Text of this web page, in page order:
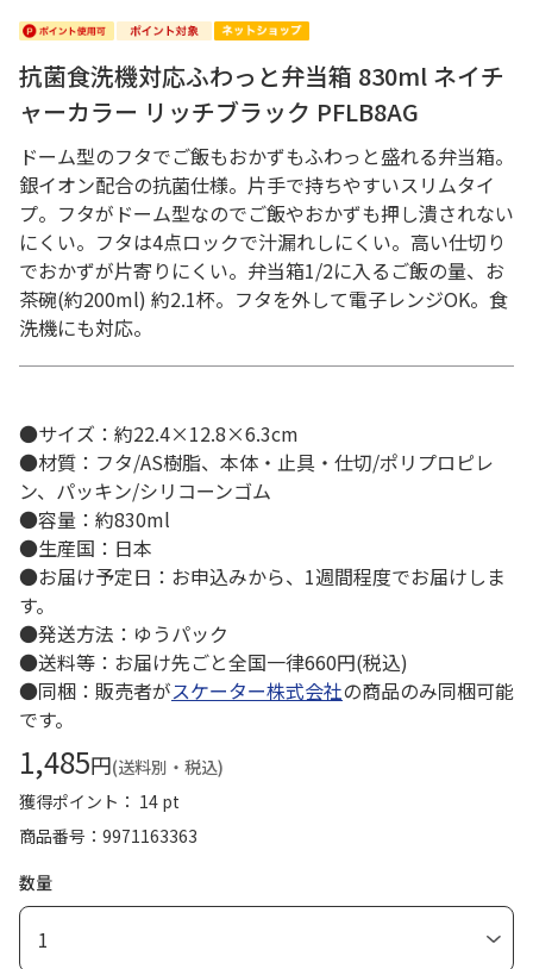
抗菌食洗機対応ふわっと弁当箱 830ml ネイチ
ャーカラー リッチブラック PFLB8AG
ドーム型のフタでご飯もおかずもふわっと盛れる弁当箱。
銀イオン配合の抗菌仕様。片手で持ちやすいスリムタイ
プ。フタがドーム型なのでご飯やおかずも押し潰されない
にくい。フタは4点ロックで汁漏れしにくい。高い仕切り
でおかずが片寄りにくい。弁当箱1/2に入るご飯の量、お
茶碗(約200ml) 約2.1杯。フタを外して電子レンジOK。食
洗機にも対応。
●サイズ：約22.4×12.8×6.3cm
●材質：フタ/AS樹脂、本体・止具・仕切/ポリプロピレ
ン、パッキン/シリコーンゴム
●容量：約830ml
●生産国：日本
●お届け予定日：お申込みから、1週間程度でお届けしま
す。
●発送方法：ゆうパック
●送料等：お届け先ごと全国一律660円(税込)
●同梱：販売者がスケーター株式会社の商品のみ同梱可能
です。
1,485円(送料別・税込)
獲得ポイント： 14 pt
商品番号
9971163363
数量
1